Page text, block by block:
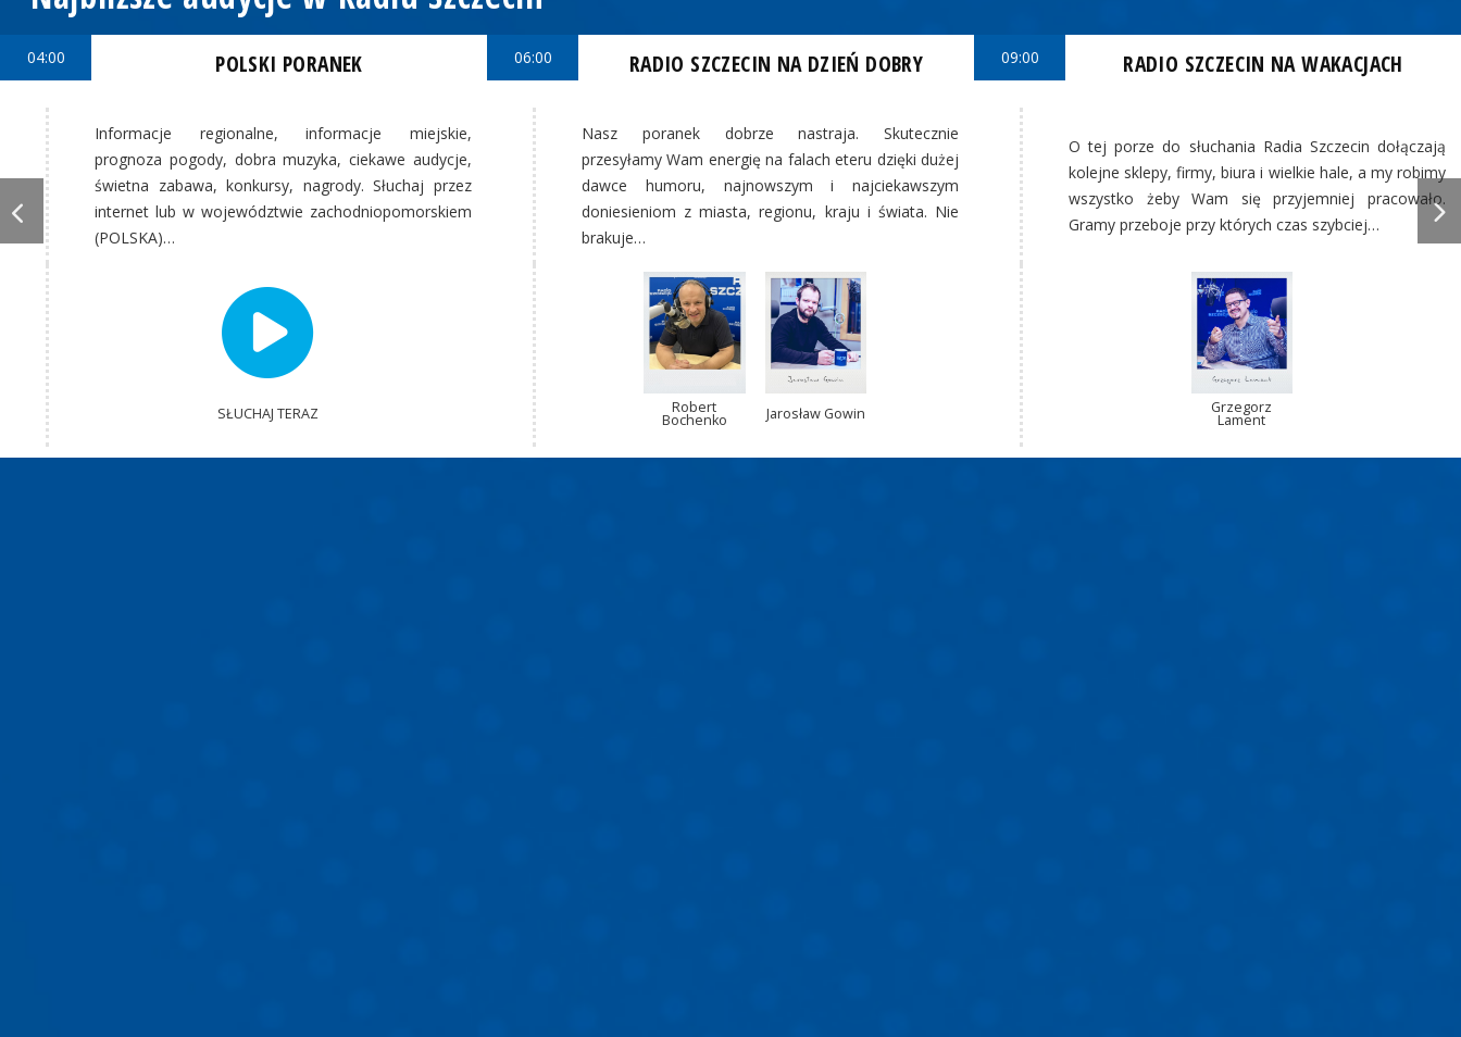
04:00 POLSKI PORANEK
Informacje regionalne, informacje miejskie,
prognoza pogody, dobra muzyka, ciekawe audycje,
świetna zabawa, konkursy, nagrody. Słuchaj przez
internet lub w województwie zachodniopomorskiem
(POLSKA)…
SŁUCHAJ TERAZ
06:00 RADIO SZCZECIN NA DZIEŃ DOBRY
Nasz poranek dobrze nastraja. Skutecznie
przesyłamy Wam energię na falach eteru dzięki dużej
dawce humoru, najnowszym i najciekawszym
doniesieniom z miasta, regionu, kraju i świata. Nie
brakuje…
Robert
Bochenko Jarosław Gowin
09:00 RADIO SZCZECIN NA WAKACJACH
O tej porze do słuchania Radia Szczecin dołączają
kolejne sklepy, firmy, biura i wielkie hale, a my robimy
wszystko żeby Wam się przyjemniej pracowało.
Gramy przeboje przy których czas szybciej…
Grzegorz
Lament